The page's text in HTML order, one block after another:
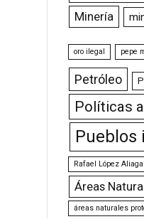
Minería
oro ilegal pepe
Petróleo
Políticas
Pueblos
Rafael López Aliaga
Áreas
áreas naturales